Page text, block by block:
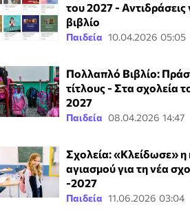
του 2027 -
βιβλίο
Παιδεία 10.04.2026 05:05
Πολλαπλό Βιβλίο:
τίτλους - Στα σχολεία
2027
Παιδεία 08.04.2026 14:47
Σχολεία: «Κλείδωσε» η
αγιασμού για τη νέα
-2027
Παιδεία 11.06.2026 03:04